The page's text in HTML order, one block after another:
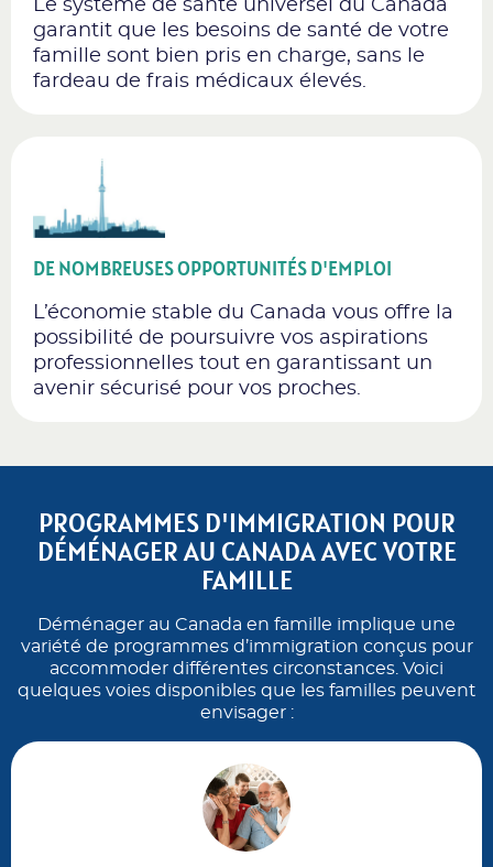
Le système de santé universel du Canada
garantit que les besoins de santé de votre
famille sont bien pris en charge, sans le
fardeau de frais médicaux élevés.
DE NOMBREUSES OPPORTUNITÉS D'EMPLOI
L’économie stable du Canada vous offre la
possibilité de poursuivre vos aspirations
professionnelles tout en garantissant un
avenir sécurisé pour vos proches.
PROGRAMMES D'IMMIGRATION POUR
DÉMÉNAGER AU CANADA AVEC VOTRE
FAMILLE
Déménager au Canada en famille implique une
variété de programmes d’immigration conçus pour
accommoder différentes circonstances. Voici
quelques voies disponibles que les familles peuvent
envisager :